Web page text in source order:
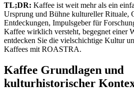
TL;DR: Kaffee ist weit mehr als ein
Ursprung und Bühne kultureller Rituale,
Entdeckungen, Impulsgeber für
Kaffee wirklich versteht, begegnet einer
entdecken Sie die vielschichtige Kultur
Kaffees mit ROASTRA.
Kaffee Grundlagen und
kulturhistorischer